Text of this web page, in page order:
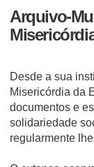
Arquivo-
Desde a sua
Misericórdia da
documentos e
solidariedade
regularmente